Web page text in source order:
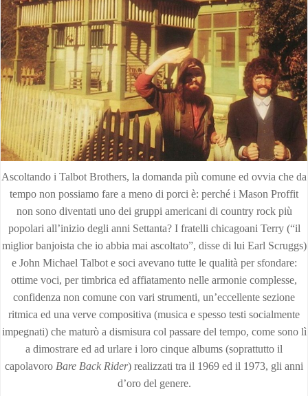
Ascoltando i Talbot Brothers, la domanda più comune ed ovvia che da
tempo non possiamo fare a meno di porci è: perché i Mason Proffit
non sono diventati uno dei gruppi americani di country rock più
popolari all’inizio degli anni Settanta? I fratelli chicagoani Terry (“il
miglior banjoista che io abbia mai ascoltato”, disse di lui Earl Scruggs)
e John Michael Talbot e soci avevano tutte le qualità per sfondare:
ottime voci, per timbrica ed affiatamento nelle armonie complesse,
confidenza non comune con vari strumenti, un’eccellente sezione
ritmica ed una verve compositiva (musica e spesso testi socialmente
impegnati) che maturò a dismisura col passare del tempo, come sono lì
a dimostrare ed ad urlare i loro cinque albums (soprattutto il
capolavoro Bare Back Rider) realizzati tra il 1969 ed il 1973, gli anni
d’oro del genere.